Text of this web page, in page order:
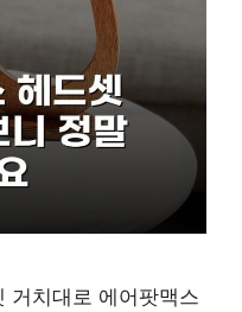
거치대로 에어팟맥스